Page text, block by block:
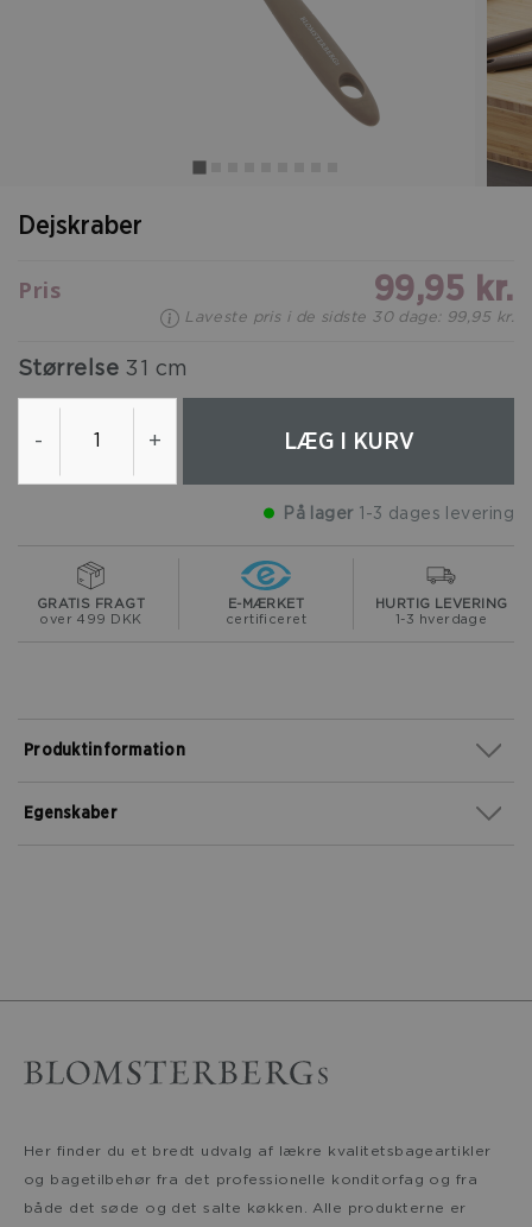
Dejskraber
Pris 99,95 kr.
Laveste pris i de sidste 30 dage: 99,95 kr.
Størrelse 31 cm
- + LÆG I KURV
På lager 1-3 dages levering
GRATIS FRAGT
over 499 DKK
E-MÆRKET
certificeret
HURTIG LEVERING
1-3 hverdage
Egenskaber
Produktinformation
Her finder du et bredt udvalg af lækre kvalitetsbageartikler
og bagetilbehør fra det professionelle konditorfag og fra
både det søde og det salte køkken. Alle produkterne er